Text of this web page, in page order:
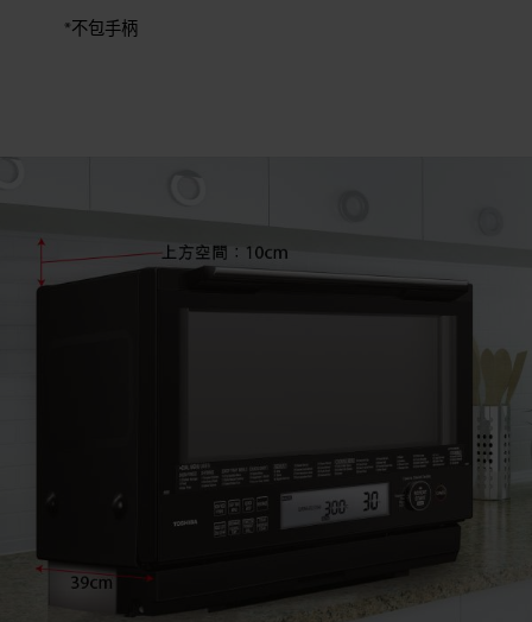
*不包手柄